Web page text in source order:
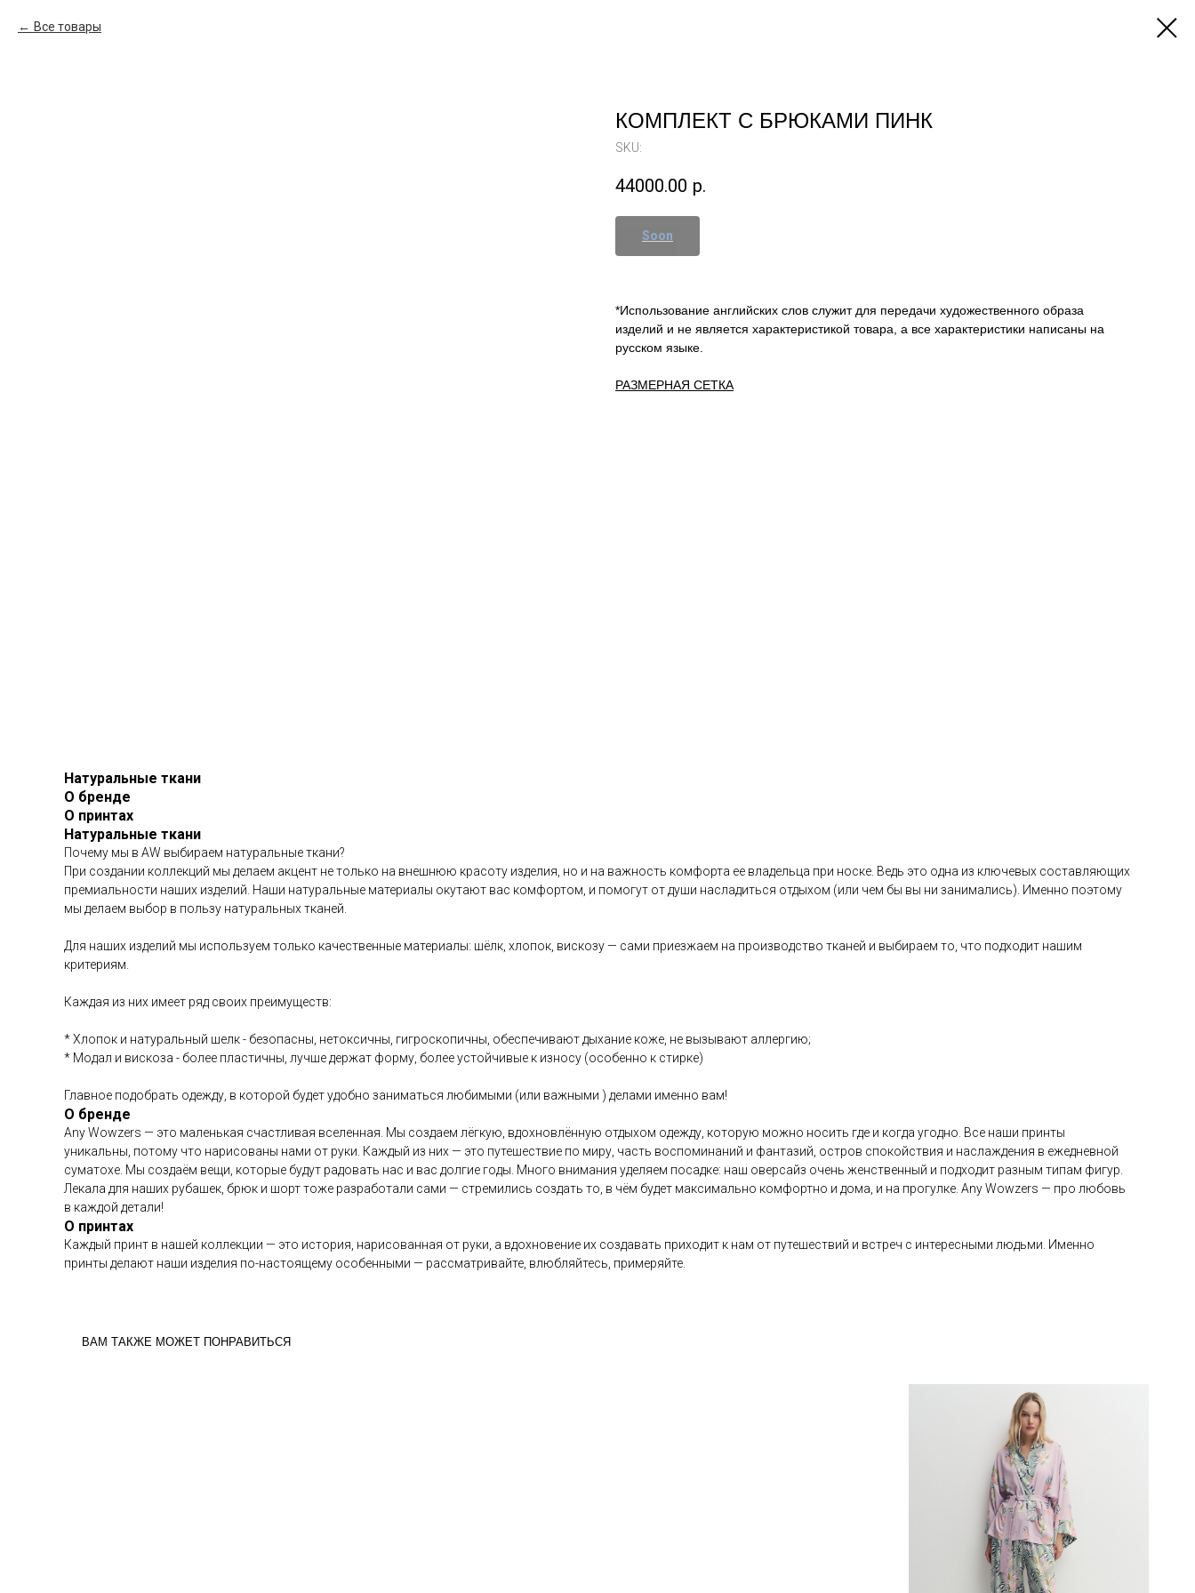
Все товары
КОМПЛЕКТ С БРЮКАМИ ПИНК
SKU:
44000.00 р.
*Использование английских слов служит для передачи художественного образа
изделий и не является характеристикой товара, а все характеристики написаны на
русском языке.
РАЗМЕРНАЯ СЕТКА
Натуральные ткани
О бренде
О принтах
Натуральные ткани
Почему мы в AW выбираем натуральные ткани?
При создании коллекций мы делаем акцент не только на внешнюю красоту изделия, но и на важность комфорта ее владельца при носке. Ведь это одна из ключевых составляющих
премиальности наших изделий. Наши натуральные материалы окутают вас комфортом, и помогут от души насладиться отдыхом (или чем бы вы ни занимались). Именно поэтому
мы делаем выбор в пользу натуральных тканей.
Для наших изделий мы используем только качественные материалы: шёлк, хлопок, вискозу — сами приезжаем на производство тканей и выбираем то, что подходит нашим
критериям.
Каждая из них имеет ряд своих преимуществ:
* Хлопок и натуральный шелк - безопасны, нетоксичны, гигроскопичны, обеспечивают дыхание коже, не вызывают аллергию;
* Модал и вискоза - более пластичны, лучше держат форму, более устойчивые к износу (особенно к стирке)
Главное подобрать одежду, в которой будет удобно заниматься любимыми (или важными ) делами именно вам!
О бренде
Any Wowzers — это маленькая счастливая вселенная. Мы создаем лёгкую, вдохновлённую отдыхом одежду, которую можно носить где и когда угодно. Все наши принты
уникальны, потому что нарисованы нами от руки. Каждый из них — это путешествие по миру, часть воспоминаний и фантазий, остров спокойствия и наслаждения в ежедневной
суматохе. Мы создаём вещи, которые будут радовать нас и вас долгие годы. Много внимания уделяем посадке: наш оверсайз очень женственный и подходит разным типам фигур.
Лекала для наших рубашек, брюк и шорт тоже разработали сами — стремились создать то, в чём будет максимально комфортно и дома, и на прогулке. Any Wowzers — про любовь
в каждой детали!
О принтах
Каждый принт в нашей коллекции — это история, нарисованная от руки, а вдохновение их создавать приходит к нам от путешествий и встреч с интересными людьми. Именно
принты делают наши изделия по-настоящему особенными — рассматривайте, влюбляйтесь, примеряйте.
ВАМ ТАКЖЕ МОЖЕТ ПОНРАВИТЬСЯ